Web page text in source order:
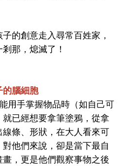
的創意走入尋常百姓家，
那，熄滅了！
的腦細胞
用手掌握物品時（如自己可
已經想要拿筆塗鴉，從拿
條、形狀，在大人看來可
他們來說，卻是當下最自
畫，更是他們觀察事物之後